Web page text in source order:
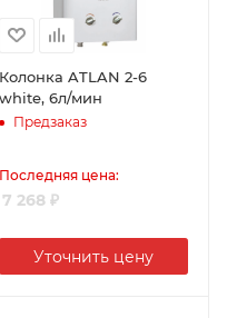
Колонка ATLAN 2-6
white, 6л/мин
Предзаказ
Последняя цена:
7 268₽
Уточнить цену